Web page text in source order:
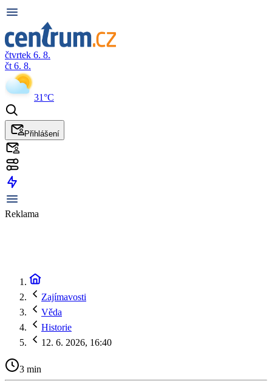
čtvrtek 6. 8.
čt 6. 8.
31°C
Přihlášení
Reklama
Zajímavosti
Věda
Historie
12. 6. 2026, 16:40
3 min